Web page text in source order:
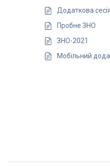
Додаткова
Пробне ЗНО
ЗНО-2021
Мобільний